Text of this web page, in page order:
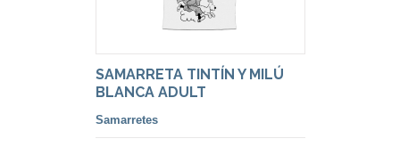
SAMARRETA TINTÍN Y MILÚ
BLANCA ADULT
Samarretes